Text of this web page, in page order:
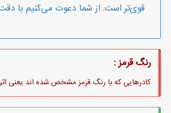
قوی‌تر است. از شما دعوت می‌کنیم با دقت
رنگ قرمز :
کادرهایی که با رنگ قرمز مشخص شده اند یعنی